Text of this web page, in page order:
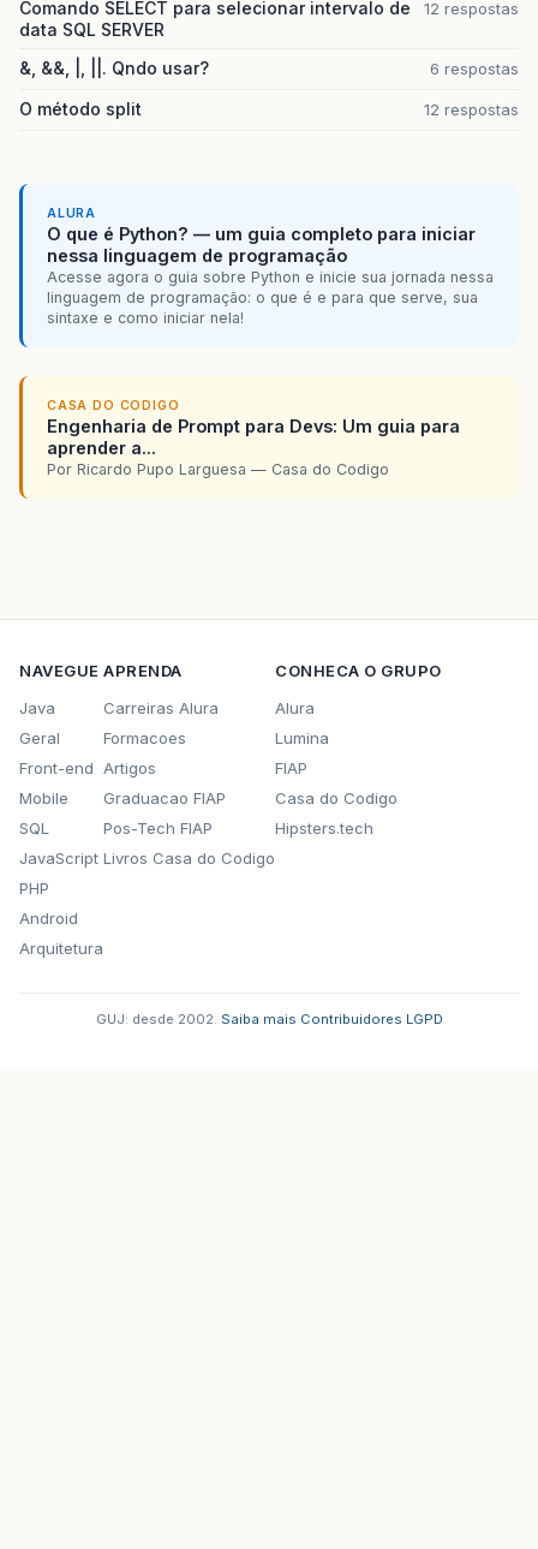
Comando SELECT para selecionar intervalo de
data SQL SERVER
12 respostas
&, &&, |, ||. Qndo usar? 6 respostas
O método split 12 respostas
ALURA
O que é Python? — um guia completo para iniciar
nessa linguagem de programação
Acesse agora o guia sobre Python e inicie sua jornada nessa
linguagem de programação: o que é e para que serve, sua
sintaxe e como iniciar nela!
CASA DO CODIGO
Engenharia de Prompt para Devs: Um guia para
aprender a...
Por Ricardo Pupo Larguesa — Casa do Codigo
NAVEGUE
Java
Geral
Front-end
Mobile
SQL
JavaScript
PHP
Android
Arquitetura
APRENDA
Carreiras Alura
Formacoes
Artigos
Graduacao FIAP
Pos-Tech FIAP
Livros Casa do Codigo
CONHECA O GRUPO
Alura
Lumina
FIAP
Casa do Codigo
Hipsters.tech
GUJ: desde 2002. Saiba mais Contribuidores LGPD